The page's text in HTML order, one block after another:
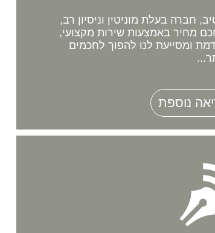
חברה בעלת מוניטין וניסיון רב,
מחיר באמצעות שירות מקצועי,
ומסייעת לנו להפוך לחכמים
נוספת